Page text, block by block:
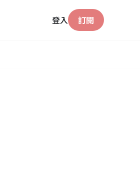
登入 訂閱